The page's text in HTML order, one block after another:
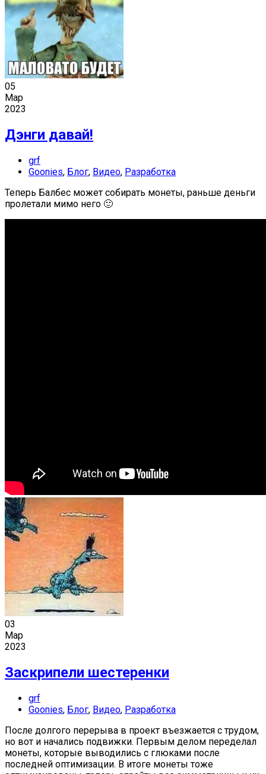
05
Мар
2023
Дэнги давай!
grf
Goonies, Блог, Видео, Разработка
Теперь Балбес может собирать монеты, раньше деньги
пролетали мимо него 🙂
03
Мар
2023
Заскрипели шестеренки
grf
Goonies, Блог, Видео, Разработка
После долгого перерыва в проект въезжается с трудом,
но вот и начались подвижки. Первым делом переделал
монеты, которые выводились с глюками после
последней оптимизации. В итоге монеты тоже